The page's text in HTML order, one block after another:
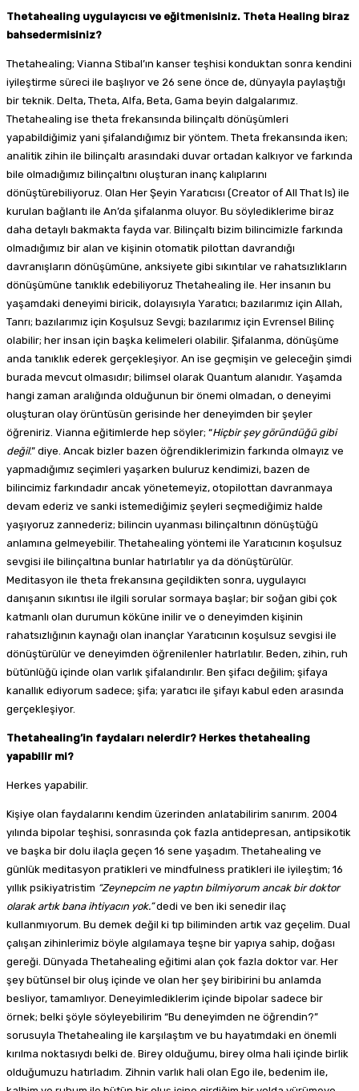
Thetahealing uygulayıcısı ve eğitmenisiniz. Theta Healing biraz
bahsedermisiniz?
Thetahealing; Vianna Stibal’ın kanser teşhisi konduktan sonra kendini
iyileştirme süreci ile başlıyor ve 26 sene önce de, dünyayla paylaştığı
bir teknik. Delta, Theta, Alfa, Beta, Gama beyin dalgalarımız.
Thetahealing ise theta frekansında bilinçaltı dönüşümleri
yapabildiğimiz yani şifalandığımız bir yöntem. Theta frekansında iken;
analitik zihin ile bilinçaltı arasındaki duvar ortadan kalkıyor ve farkında
bile olmadığımız bilinçaltını oluşturan inanç kalıplarını
dönüştürebiliyoruz. Olan Her Şeyin Yaratıcısı (Creator of All That Is) ile
kurulan bağlantı ile An’da şifalanma oluyor. Bu söylediklerime biraz
daha detaylı bakmakta fayda var. Bilinçaltı bizim bilincimizle farkında
olmadığımız bir alan ve kişinin otomatik pilottan davrandığı
davranışların dönüşümüne, anksiyete gibi sıkıntılar ve rahatsızlıkların
dönüşümüne tanıklık edebiliyoruz Thetahealing ile. Her insanın bu
yaşamdaki deneyimi biricik, dolayısıyla Yaratıcı; bazılarımız için Allah,
Tanrı; bazılarımız için Koşulsuz Sevgi; bazılarımız için Evrensel Bilinç
olabilir; her insan için başka kelimeleri olabilir. Şifalanma, dönüşüme
anda tanıklık ederek gerçekleşiyor. An ise geçmişin ve geleceğin şimdi
burada mevcut olmasıdır; bilimsel olarak Quantum alanıdır. Yaşamda
hangi zaman aralığında olduğunun bir önemi olmadan, o deneyimi
oluşturan olay örüntüsün gerisinde her deneyimden bir şeyler
öğreniriz. Vianna eğitimlerde hep söyler; “Hiçbirşey göründüğü gibi
değil.” diye. Ancak bizler bazen öğrendiklerimizin farkında olmayız ve
yapmadığımız seçimleri yaşarken buluruz kendimizi, bazen de
bilincimiz farkındadır ancak yönetemeyiz, otopilottan davranmaya
devam ederiz ve sanki istemediğimiz şeyleri seçmediğimiz halde
yaşıyoruz zannederiz; bilincin uyanması bilinçaltının dönüştüğü
anlamına gelmeyebilir. Thetahealing yöntemi ile Yaratıcının koşulsuz
sevgisi ile bilinçaltına bunlar hatırlatılır ya da dönüştürülür.
Meditasyon ile theta frekansına geçildikten sonra, uygulayıcı
danışanın sıkıntısı ile ilgili sorular sormaya başlar; bir soğan gibi çok
katmanlı olan durumun köküne inilir ve o deneyimden kişinin
rahatsızlığının kaynağı olan inançlar Yaratıcının koşulsuz sevgisi ile
dönüştürülür ve deneyimden öğrenilenler hatırlatılır. Beden, zihin, ruh
bütünlüğü içinde olan varlık şifalandırılır. Ben şifacı değilim; şifaya
kanallık ediyorum sadece; şifa; yaratıcı ile şifayı kabul eden arasında
gerçekleşiyor.
Thetahealing’in faydaları nelerdir? Herkes thetahealing
yapabilir mi?
Herkes yapabilir.
Kişiye olan faydalarını kendim üzerinden anlatabilirim sanırım. 2004
yılında bipolar teşhisi, sonrasında çok fazla antidepresan, antipsikotik
ve başka bir dolu ilaçla geçen 16 sene yaşadım. Thetahealing ve
günlük meditasyon pratikleri ve mindfulness pratikleri ile iyileştim; 16
yıllık psikiyatristim “Zeynepcim ne yaptın bilmiyorum ancak bir doktor
olarak artık bana ihtiyacın yok.”dedi ve ben iki senedir ilaç
kullanmıyorum. Bu demek değil ki tıp biliminden artık vaz geçelim. Dual
çalışan zihinlerimiz böyle algılamaya teşne bir yapıya sahip, doğası
gereği. Dünyada Thetahealing eğitimi alan çok fazla doktor var. Her
şey bütünsel bir oluş içinde ve olan her şey biribirini bu anlamda
besliyor, tamamlıyor. Deneyimlediklerim içinde bipolar sadece bir
örnek; belki şöyle söyleyebilirim “Bu deneyimden ne öğrendin?”
sorusuyla Thetahealing ile karşılaştım ve bu hayatımdaki en önemli
kırılma noktasıydı belki de. Birey olduğumu, birey olma hali içinde birlik
olduğumuzu hatırladım. Zihnin varlık hali olan Ego ile, bedenim ile,